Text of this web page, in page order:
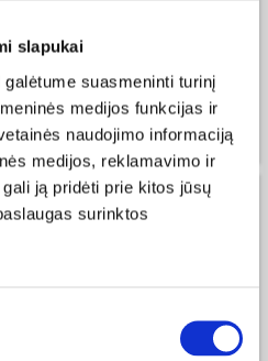
slapukai
suasmeninti turinį
medijos funkcijas ir
naudojimo informaciją
medijos, reklamavimo ir
ją pridėti prie kitos jūsų
surinktos
uzzinās par jaunākajiem
biļetes
PIETEIKTIES
jaunumus savā e-pastā
uzzinās par jaunākajiem
PIETEIKTIES